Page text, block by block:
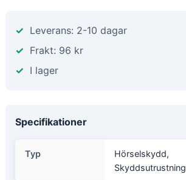
Leverans: 2-10 dagar
Frakt: 96 kr
I lager
Specifikationer
Typ
Hörselskydd,
Skyddsutrustning